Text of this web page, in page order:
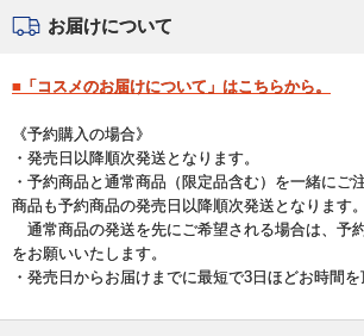
お届けについて
■「コスメのお届けについて」はこちらから。
《予約購入の場合》
・発売日以降順次発送となります。
・予約商品と通常商品（限定品含む）を一緒にご
商品も予約商品の発売日以降順次発送となります。
通常商品の発送を先にご希望される場合は、予
をお願いいたします。
・発売日からお届けまでに最短で3日ほどお時間を